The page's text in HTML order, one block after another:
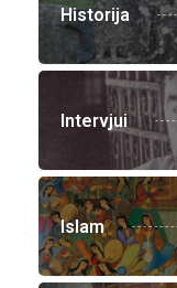
Historija
Intervjui
Islam